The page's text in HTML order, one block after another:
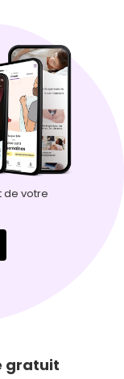
de votre
gratuit